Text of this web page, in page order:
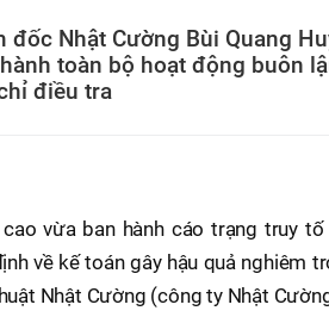
đốc Nhật Cường Bùi Quang
toàn bộ hoạt động buôn
điều tra
cao vừa ban hành cáo trạng truy
về kế toán gây hậu quả nghiêm
Nhật Cường (công ty Nhật